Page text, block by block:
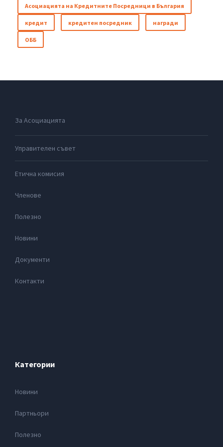
Асоциацията на Кредитните Посредници в България
кредит кредитен посредник награди
ОББ
За Асоциацията
Управителен съвет
Етична комисия
Членове
Полезно
Новини
Документи
Контакти
Категории
Новини
Партньори
Полезно